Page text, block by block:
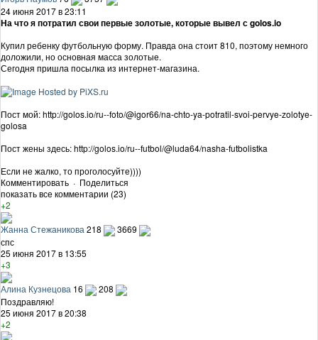
24 июня 2017 в 23:11
На что я потратил свои первые золотые, которые вывел с golos.io
Купил ребенку футбольную форму. Правда она стоит 810, поэтому немного
доложили, но основная масса золотые.
Сегодня пришла посылка из интернет-магазина.
Пост мой: http://golos.io/ru--foto/@igor66/na-chto-ya-potratil-svoi-pervye-zolotye-
golosa
Пост жены здесь: http://golos.io/ru--futbol/@luda64/nasha-futbolistka
Если не жалко, то проголосуйте))))
Комментировать · Поделиться
показать все комментарии (23)
+2
Жанна Стежаникова 218
3669
спс
25 июня 2017 в 13:55
+3
Алина Кузнецова 16
208
Поздравляю!
25 июня 2017 в 20:38
+2